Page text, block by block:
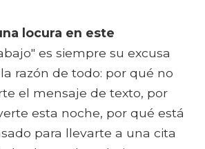
locura en este
es siempre su excusa
la razón de todo: por qué no
el mensaje de texto, por
esta noche, por qué está
para llevarte a una cita